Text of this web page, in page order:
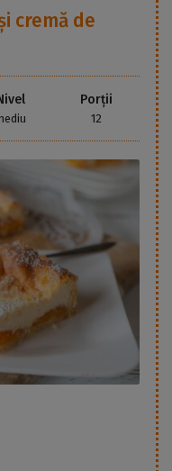
cremă de
Porții
12